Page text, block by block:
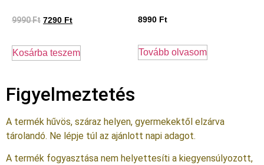
9990Ft 7290 Ft
Kosárba teszem
8990 Ft
Tovább olvasom
Figyelmeztetés
A termék hűvös, száraz helyen, gyermekektől elzárva
tárolandó. Ne lépje túl az ajánlott napi adagot.
A termék fogyasztása nem helyettesíti a kiegyensúlyozott,